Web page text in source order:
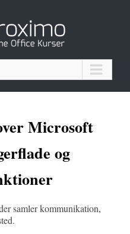
Microsoft
og
samler kommunikation,